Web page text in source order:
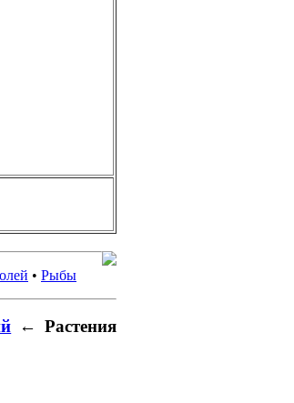
• Рыбы
← Растения